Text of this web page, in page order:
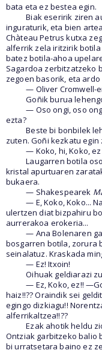
bata eta ez bestea egin.
Biak eseririk ziren
inguraturik, eta bien
Chàteau Petrus kutxa
alferrik zela iritzirik
batez botila-ahoa
Sagardoa zerbitzatzeko
zegoen basorik, eta
— Oliver Cromwell-
Goñik burua
— Oso ongi, oso
ezta?
Beste bi bonbilek
zuten. Goñi kezkatu egin
— Koko, hi, Koko, ez
Laugarren botila
kristal apurtuaren
bukaera.
— Shakespearek
— E, Koko, Koko...
ulertzen diat bizpahiru
aurrerakoa erokeria...
— Ana Bolenaren
bosgarren botila, zorura
seinalatuz. Kraskada
— Ez! Itxoin!
Oihuak geldiarazi
— Ez, Koko, ez!!
haiz!!?? Oraindik sei
egingo dizkiagu!!
alferrikaltzea!!??
Ezak ahotik heldu
Ontziak garbitzeko balio
bi urratsetara baino ez